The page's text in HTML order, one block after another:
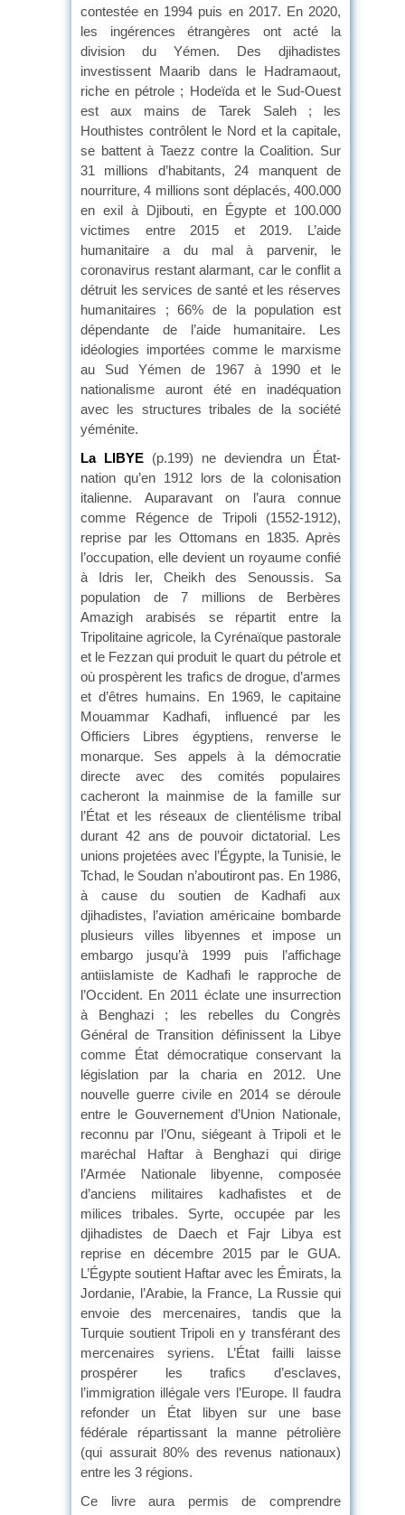
contestée en 1994 puis en 2017. En 2020,
les ingérences étrangères ont acté la
division du Yémen. Des djihadistes
investissent Maarib dans le Hadramaout,
riche en pétrole ; Hodeïda et le Sud-Ouest
est aux mains de Tarek Saleh ; les
Houthistes contrôlent le Nord et la capitale,
se battent à Taezz contre la Coalition. Sur
31 millions d’habitants, 24 manquent de
nourriture, 4 millions sont déplacés, 400.000
en exil à Djibouti, en Égypte et 100.000
victimes entre 2015 et 2019. L’aide
humanitaire a du mal à parvenir, le
coronavirus restant alarmant, car le conflit a
détruit les services de santé et les réserves
humanitaires ; 66% de la population est
dépendante de l’aide humanitaire. Les
idéologies importées comme le marxisme
au Sud Yémen de 1967 à 1990 et le
nationalisme auront été en inadéquation
avec les structures tribales de la société
yéménite.
La LIBYE (p.199) ne deviendra un État-
nation qu’en 1912 lors de la colonisation
italienne. Auparavant on l’aura connue
comme Régence de Tripoli (1552-1912),
reprise par les Ottomans en 1835. Après
l’occupation, elle devient un royaume confié
à Idris Ier, Cheikh des Senoussis. Sa
population de 7 millions de Berbères
Amazigh arabisés se répartit entre la
Tripolitaine agricole, la Cyrénaïque pastorale
et le Fezzan qui produit le quart du pétrole et
où prospèrent les trafics de drogue, d’armes
et d’êtres humains. En 1969, le capitaine
Mouammar Kadhafi, influencé par les
Officiers Libres égyptiens, renverse le
monarque. Ses appels à la démocratie
directe avec des comités populaires
cacheront la mainmise de la famille sur
l’État et les réseaux de clientélisme tribal
durant 42 ans de pouvoir dictatorial. Les
unions projetées avec l’Égypte, la Tunisie, le
Tchad, le Soudan n’aboutiront pas. En 1986,
à cause du soutien de Kadhafi aux
djihadistes, l’aviation américaine bombarde
plusieurs villes libyennes et impose un
embargo jusqu’à 1999 puis l’affichage
antiislamiste de Kadhafi le rapproche de
l’Occident. En 2011 éclate une insurrection
à Benghazi ; les rebelles du Congrès
Général de Transition définissent la Libye
comme État démocratique conservant la
législation par la charia en 2012. Une
nouvelle guerre civile en 2014 se déroule
entre le Gouvernement d’Union Nationale,
reconnu par l’Onu, siégeant à Tripoli et le
maréchal Haftar à Benghazi qui dirige
l’Armée Nationale libyenne, composée
d’anciens militaires kadhafistes et de
milices tribales. Syrte, occupée par les
djihadistes de Daech et Fajr Libya est
reprise en décembre 2015 par le GUA.
L’Égypte soutient Haftar avec les Émirats, la
Jordanie, l’Arabie, la France, La Russie qui
envoie des mercenaires, tandis que la
Turquie soutient Tripoli en y transférant des
mercenaires syriens. L’État failli laisse
prospérer les trafics d’esclaves,
l’immigration illégale vers l’Europe. Il faudra
refonder un État libyen sur une base
fédérale répartissant la manne pétrolière
(qui assurait 80% des revenus nationaux)
entre les 3 régions.
Ce livre aura permis de comprendre